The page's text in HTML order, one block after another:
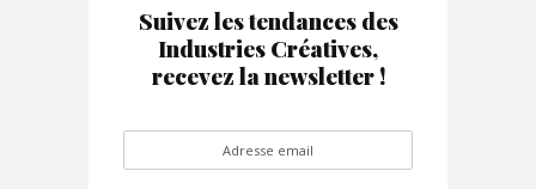
Suivez les tendances des
Industries Créatives,
recevez la newsletter !